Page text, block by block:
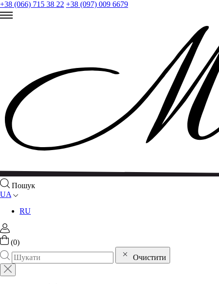
+38 (066) 715 38 22 +38 (097) 009 6679
Пошук
UA
RU
(0)
Очистити